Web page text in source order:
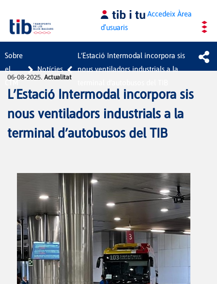
AccedeixÀrea
d'usuaris
Sobre
el
CTM
Notícies
L’Estació Intermodal incorpora sis
nous ventiladors industrials a la
06-08-2025. Actualitat
L’Estació Intermodal incorpora sis
nous ventiladors industrials a la
terminal d’autobusos del TIB